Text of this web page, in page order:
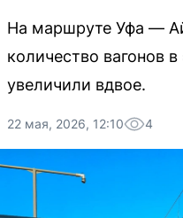
На маршруте Уфа —
количество вагонов
увеличили вдвое.
22 мая, 2026, 12:10 4